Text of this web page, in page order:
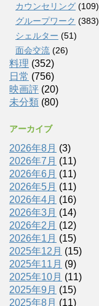
カウンセリング (109)
グループワーク (383)
シェルター (51)
面会交流 (26)
料理 (352)
日常 (756)
映画評 (20)
未分類 (80)
アーカイブ
2026年8月 (3)
2026年7月 (11)
2026年6月 (11)
2026年5月 (11)
2026年4月 (16)
2026年3月 (14)
2026年2月 (12)
2026年1月 (15)
2025年12月 (15)
2025年11月 (9)
2025年10月 (11)
2025年9月 (15)
2025年8月 (11)